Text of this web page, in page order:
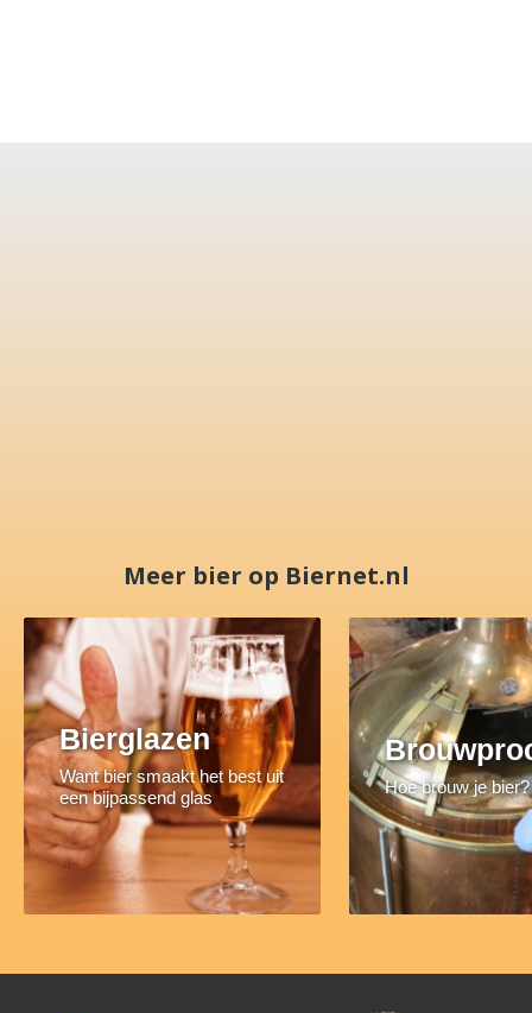
Meer bier op Biernet.nl
Bierglazen
Want bier smaakt het best uit
een bijpassend glas
Hoe brouw je bier?